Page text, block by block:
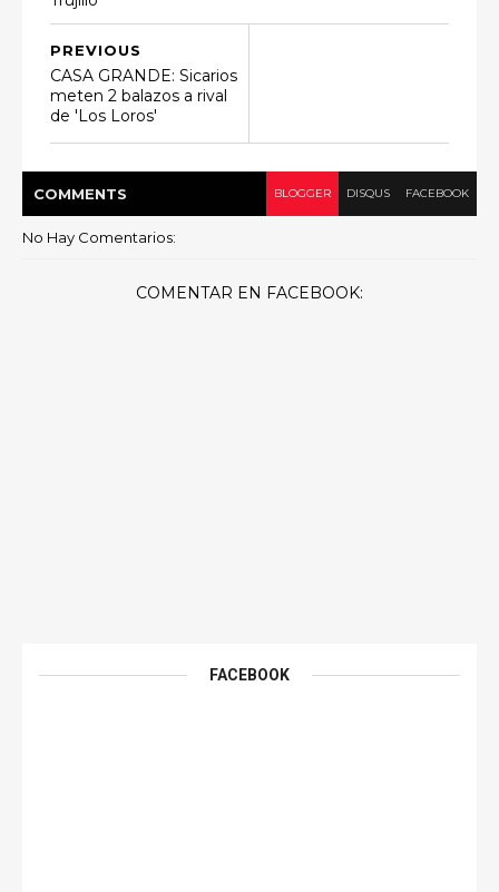
PREVIOUS
CASA GRANDE: Sicarios
meten 2 balazos a rival
de 'Los Loros'
COMMENTS BLOGGER DISQUS FACEBOOK
No Hay Comentarios:
COMENTAR EN FACEBOOK:
FACEBOOK